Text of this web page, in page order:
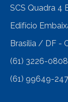
SCS Quadra 4
Edifício
Brasilia / DF -
(61) 3226-
(61) 99649-